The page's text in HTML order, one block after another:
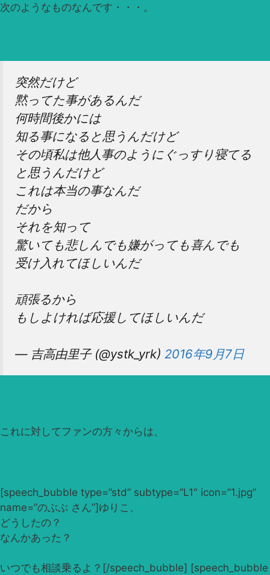
次のようなものなんです・・・。
突然だけど
黙ってた事があるんだ
何時間後かには
知る事になると思うんだけど
その頃私は他人事のようにぐっすり寝てる
と思うんだけど
これは本当の事なんだ
だから
それを知って
驚いても悲しんでも嫌がっても喜んでも
受け入れてほしいんだ
頑張るから
もしよければ応援してほしいんだ
— 吉高由里子 (@ystk_yrk) 2016年9月7日
これに対してファンの方々からは、
[speech_bubble type=”std” subtype=”L1″ icon=”1.jpg”
name=”のぶぶ さん”]ゆりこ、
どうしたの？
なんかあった？
いつでも相談乗るよ？[/speech_bubble] [speech_bubble